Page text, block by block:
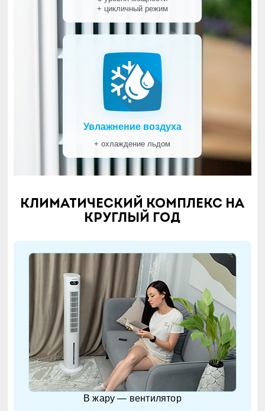
+ цикличный режим
Увлажнение воздуха
+ охлаждение льдом
Климатический комплекс на
круглый год
В жару — вентилятор